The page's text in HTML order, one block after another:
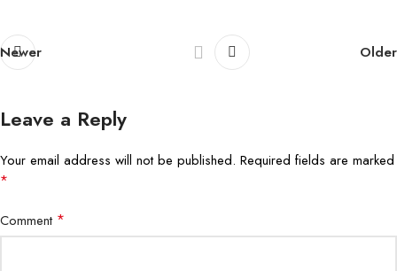
Newer Older
Leave a Reply
Your email address will not be published. Required fields are marked
*
Comment *